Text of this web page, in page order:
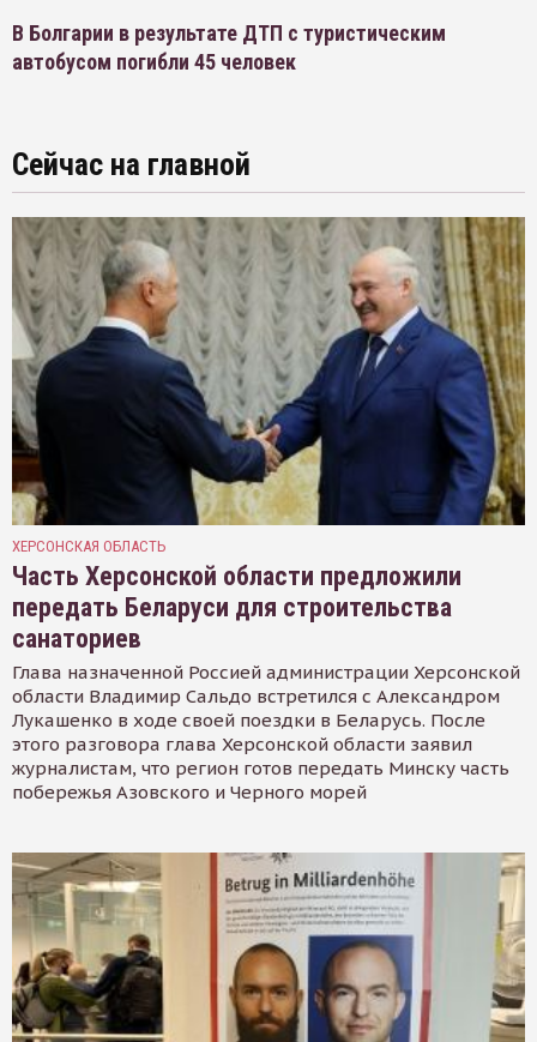
В Болгарии в результате ДТП с туристическим
автобусом погибли 45 человек
Сейчас на главной
ХЕРСОНСКАЯ ОБЛАСТЬ
Часть Херсонской области предложили
передать Беларуси для строительства
санаториев
Глава назначенной Россией администрации Херсонской
области Владимир Сальдо встретился с Александром
Лукашенко в ходе своей поездки в Беларусь. После
этого разговора глава Херсонской области заявил
журналистам, что регион готов передать Минску часть
побережья Азовского и Черного морей